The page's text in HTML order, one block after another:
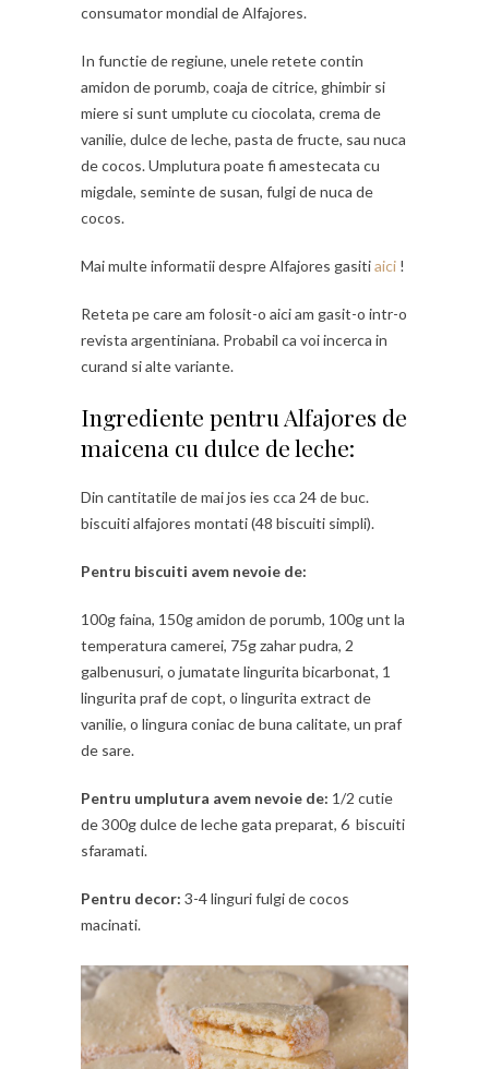
consumator mondial de Alfajores.
In functie de regiune, unele retete contin
amidon de porumb, coaja de citrice, ghimbir si
miere si sunt umplute cu ciocolata, crema de
vanilie, dulce de leche, pasta de fructe, sau nuca
de cocos. Umplutura poate fi amestecata cu
migdale, seminte de susan, fulgi de nuca de
cocos.
Mai multe informatii despre Alfajores gasitiaici !
Reteta pe care am folosit-o aici am gasit-o intr-o
revista argentiniana. Probabil ca voi incerca in
curand si alte variante.
Ingrediente pentru Alfajores de
maicena cu dulce de leche:
Din cantitatile de mai jos ies cca 24 de buc.
biscuiti alfajores montati (48 biscuiti simpli).
Pentru biscuiti avem nevoie de:
100g faina, 150g amidon de porumb, 100g unt la
temperatura camerei, 75g zahar pudra, 2
galbenusuri, o jumatate lingurita bicarbonat, 1
lingurita praf de copt, o lingurita extract de
vanilie, o lingura coniac de buna calitate, un praf
de sare.
Pentru umplutura avem nevoie de: 1/2 cutie
de 300g dulce de leche gata preparat, 6 biscuiti
sfaramati.
Pentru decor: 3-4 linguri fulgi de cocos
macinati.